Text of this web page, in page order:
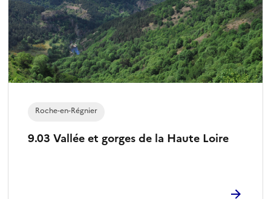
9.03 Vallée et gorges de la Haute Loire
Roche-en-Régnier